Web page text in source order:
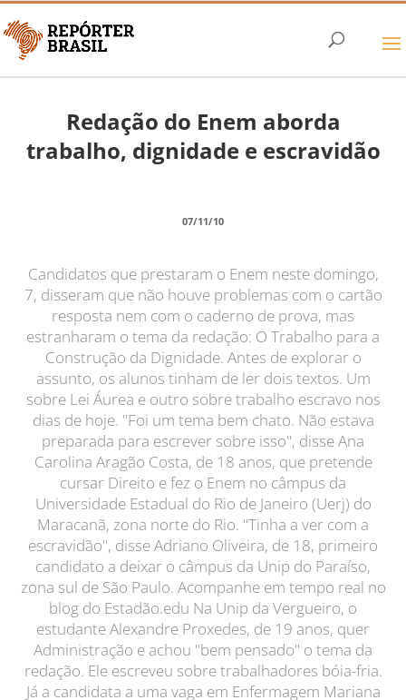
Redação do Enem aborda
trabalho, dignidade e escravidão
07/11/10
Candidatos que prestaram o Enem neste domingo,
7, disseram que não houve problemas com o cartão
resposta nem com o caderno de prova, mas
estranharam o tema da redação: O Trabalho para a
Construção da Dignidade. Antes de explorar o
assunto, os alunos tinham de ler dois textos. Um
sobre Lei Áurea e outro sobre trabalho escravo nos
dias de hoje. "Foi um tema bem chato. Não estava
preparada para escrever sobre isso", disse Ana
Carolina Aragão Costa, de 18 anos, que pretende
cursar Direito e fez o Enem no câmpus da
Universidade Estadual do Rio de Janeiro (Uerj) do
Maracanã, zona norte do Rio. "Tinha a ver com a
escravidão", disse Adriano Oliveira, de 18, primeiro
candidato a deixar o câmpus da Unip do Paraíso,
zona sul de São Paulo. Acompanhe em tempo real no
blog do Estadão.edu Na Unip da Vergueiro, o
estudante Alexandre Proxedes, de 19 anos, quer
Administração e achou "bem pensado" o tema da
redação. Ele escreveu sobre trabalhadores bóia-fria.
Já a candidata a uma vaga em Enfermagem Mariana